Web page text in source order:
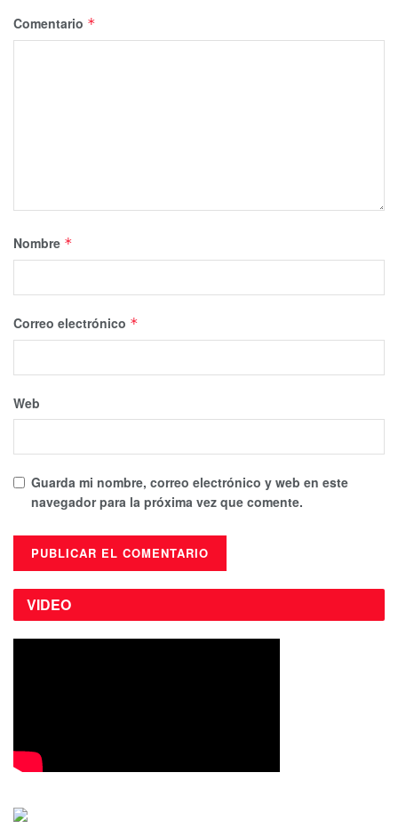
Comentario *
Nombre *
Correo electrónico *
Web
Guarda mi nombre, correo electrónico y web en este
navegador para la próxima vez que comente.
VIDEO